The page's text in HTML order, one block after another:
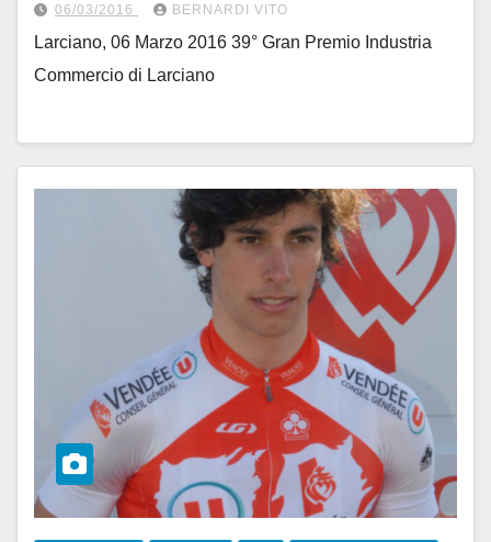
06/03/2016 BERNARDI VITO
Larciano, 06 Marzo 2016 39° Gran Premio Industria
Commercio di Larciano